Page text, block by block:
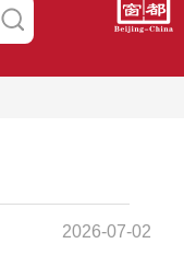
2026-07-02